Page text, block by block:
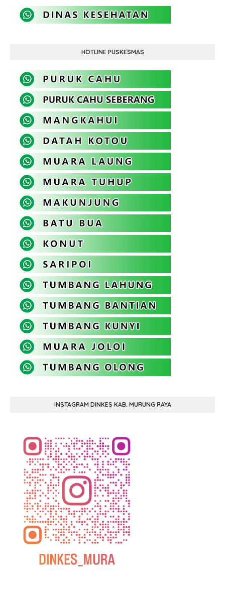
HOTLINE PUSKESMAS
INSTAGRAM DINKES KAB. MURUNG RAYA